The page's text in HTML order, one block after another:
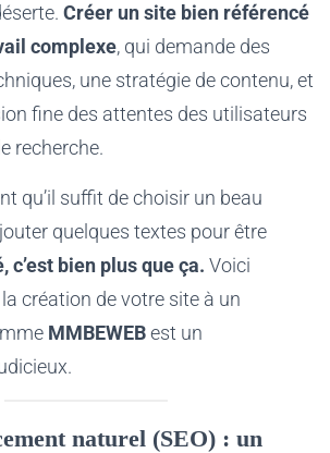
Créer un site bien référencé
complexe, qui demande des
une stratégie de contenu, et
fine des attentes des utilisateurs
recherche.
qu’il suffit de choisir un beau
quelques textes pour être
c’est bien plus que ça. Voici
création de votre site à un
MMBEWEBest un
naturel (SEO) : un